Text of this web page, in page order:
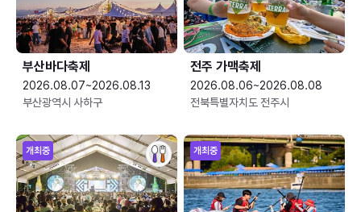
부산바다축제
2026.08.07~2026.08.13
부산광역시 사하구
전주 가맥축제
2026.08.06~2026.08.08
전북특별자치도 전주시
개최중 개최중